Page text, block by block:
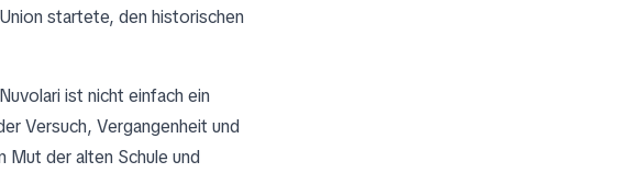
startete, den historischen
ist nicht einfach ein
Versuch, Vergangenheit und
Mut der alten Schule und